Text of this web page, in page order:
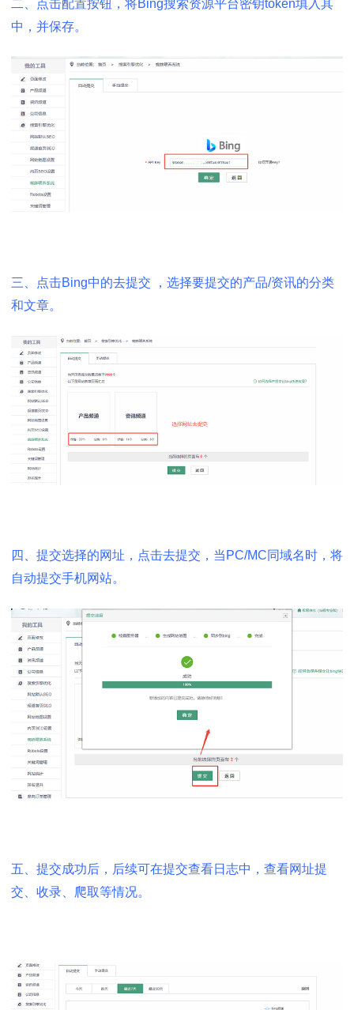
二、
点击配置按钮，将Bing搜索资源平台密钥token填入其
中，并保存。
三、点击Bing中的去提交 ，选择要提交的产品/资讯的分类
和文章。
四、提交选择的网址，点击去提交，当 PC/MC同域名时，将
自动提交手机网站。
五、提交成功后，后续可在提交查看日志中，查看网址提
交、收录、爬取等情况。